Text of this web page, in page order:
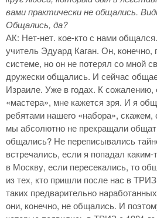
вами практически не общались.
Общались, да?
АК: Нет-нет. кое-кто с нами
учитель Эдуард Каган. Он,
системе, но он не потерял со мной
дружески общались. И сейчас
Израиле. Уже в годах. К сожалению,
«мастера», мне кажется зря. И я
ребятами нашего «набора»,
мы абсолютно не прекращали
общались? Не переписывались
встречались, если я попадал
в Москву, если пересекались, то
из тех, кто пришли после нас в
таких предварительно
они, конечно, не общались. И